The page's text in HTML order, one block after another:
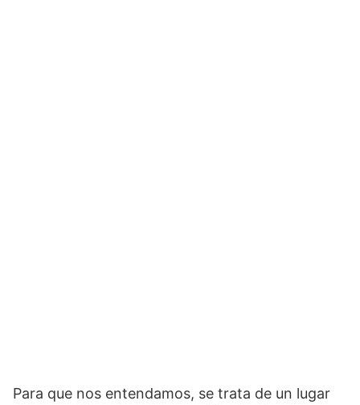
Para que nos entendamos, se trata de un lugar